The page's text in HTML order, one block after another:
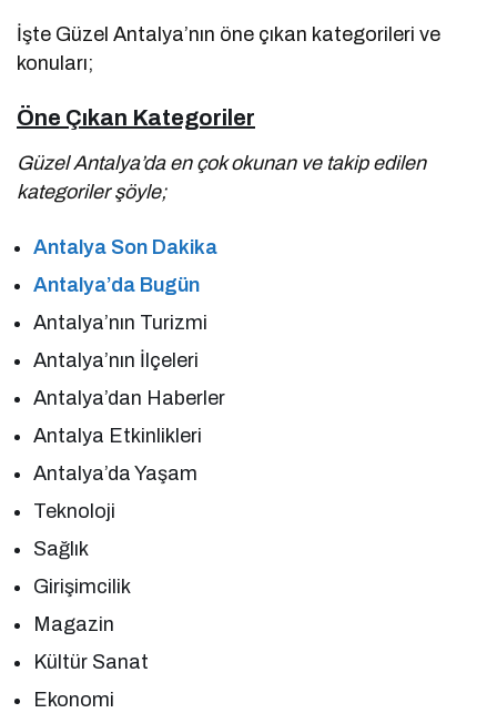
İşte Güzel Antalya’nın öne çıkan kategorileri ve
konuları;
Öne Çıkan Kategoriler
Güzel Antalya’da en çok okunan ve takip edilen
kategoriler şöyle;
Antalya Son Dakika
Antalya’da Bugün
Antalya’nın Turizmi
Antalya’nın İlçeleri
Antalya’dan Haberler
Antalya Etkinlikleri
Antalya’da Yaşam
Teknoloji
Sağlık
Girişimcilik
Magazin
Kültür Sanat
Ekonomi